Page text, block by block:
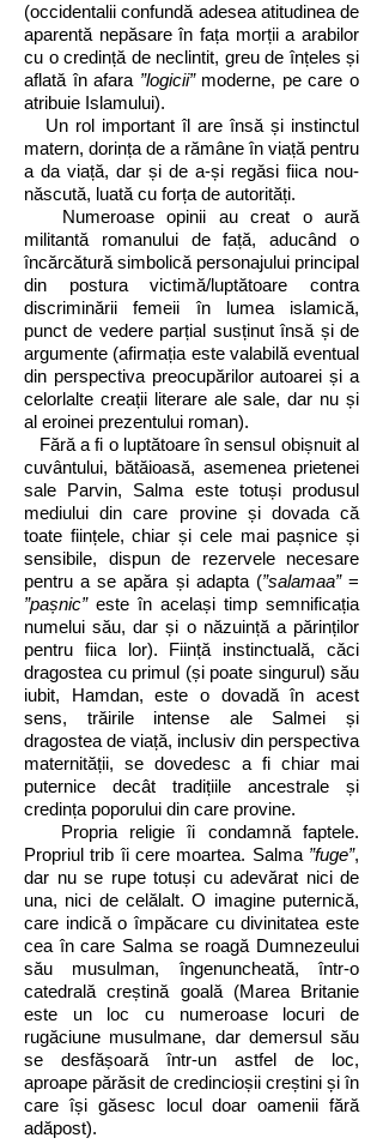
(occidentalii confundă adesea atitudinea de
aparentă nepăsare în fața morții a arabilor
cu o credință de neclintit, greu de înțeles și
aflată în afara ”logicii”moderne, pe care o
atribuie Islamului).
Un rol important îl are însă și instinctul
matern, dorința de a rămâne în viață pentru
a da viață, dar și de a-și regăsi fiica nou-
născută, luată cu forța de autorități.
Numeroase opinii au creat o aură
militantă romanului de față, aducând o
încărcătură simbolică personajului principal
din postura victimă/luptătoare contra
discriminării femeii în lumea islamică,
punct de vedere parțial susținut însă și de
argumente (afirmația este valabilă eventual
din perspectiva preocupărilor autoarei și a
celorlalte creații literare ale sale, dar nu și
al eroinei prezentului roman).
Fără a fi o luptătoare în sensul obișnuit al
cuvântului, bătăioasă, asemenea prietenei
sale Parvin, Salma este totuși produsul
mediului din care provine și dovada că
toate ființele, chiar și cele mai pașnice și
sensibile, dispun de rezervele necesare
pentru a se apăra și adapta (”salamaa”=
”pașnic”este în același timp semnificația
numelui său, dar și o năzuință a părinților
pentru fiica lor). Ființă instinctuală, căci
dragostea cu primul (și poate singurul) său
iubit, Hamdan, este o dovadă în acest
sens, trăirile intense ale Salmei și
dragostea de viață, inclusiv din perspectiva
maternității, se dovedesc a fi chiar mai
puternice decât tradițiile ancestrale și
credința poporului din care provine.
Propria religie îi condamnă faptele.
Propriul trib îi cere moartea. Salma ”fuge”,
dar nu se rupe totuși cu adevărat nici de
una, nici de celălalt. O imagine puternică,
care indică o împăcare cu divinitatea este
cea în care Salma se roagă Dumnezeului
său musulman, îngenuncheată, într-o
catedrală creștină goală (Marea Britanie
este un loc cu numeroase locuri de
rugăciune musulmane, dar demersul său
se desfășoară într-un astfel de loc,
aproape părăsit de credincioșii creștini și în
care își găsesc locul doar oamenii fără
adăpost).